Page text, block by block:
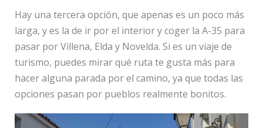
Hay una tercera opción, que apenas es un poco más
larga, y es la de ir por el interior y coger la A-35 para
pasar por Villena, Elda y Novelda. Si es un viaje de
turismo, puedes mirar qué ruta te gusta más para
hacer alguna parada por el camino, ya que todas las
opciones pasan por pueblos realmente bonitos.